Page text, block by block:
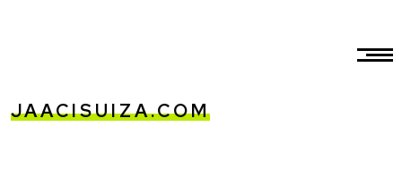
JAACISUIZA.COM